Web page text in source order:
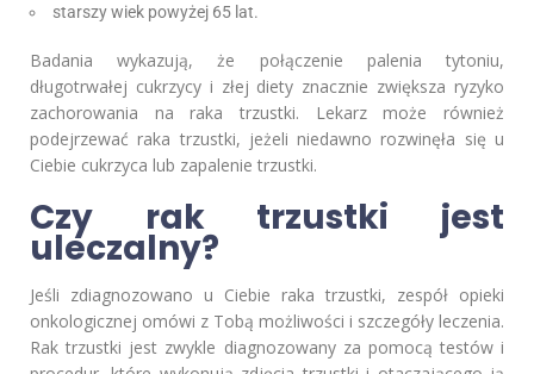
starszy wiek powyżej 65 lat.
Badania wykazują, że połączenie palenia tytoniu,
długotrwałej cukrzycy i złej diety znacznie zwiększa ryzyko
zachorowania na raka trzustki. Lekarz może również
podejrzewać raka trzustki, jeżeli niedawno rozwinęła się u
Ciebie cukrzyca lub zapalenie trzustki.
Czy rak trzustki jest
uleczalny?
Jeśli zdiagnozowano u Ciebie raka trzustki, zespół opieki
onkologicznej omówi z Tobą możliwości i szczegóły leczenia.
Rak trzustki jest zwykle diagnozowany za pomocą testów i